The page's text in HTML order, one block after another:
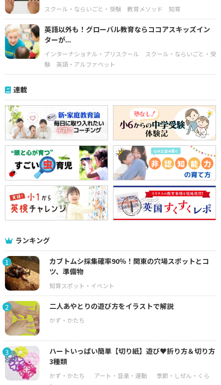
スクール・ならいごと・受験 教育メソッド 知育
英語以外も！グローバル教育ならココアスキッズイン
ターが...
インターナショナル・プリスクール
スクール・ならいごと・受
験
英語・アルファベット
連載
ランキング
1
カブトムシ採集確率90％！関東の穴場スポットとコ
ツ、準備物
2 二人あやとりの遊び方をイラストで解説
3
ハートいっぱい簡単【切り紙】遊び♥折り方＆切り方
3種類